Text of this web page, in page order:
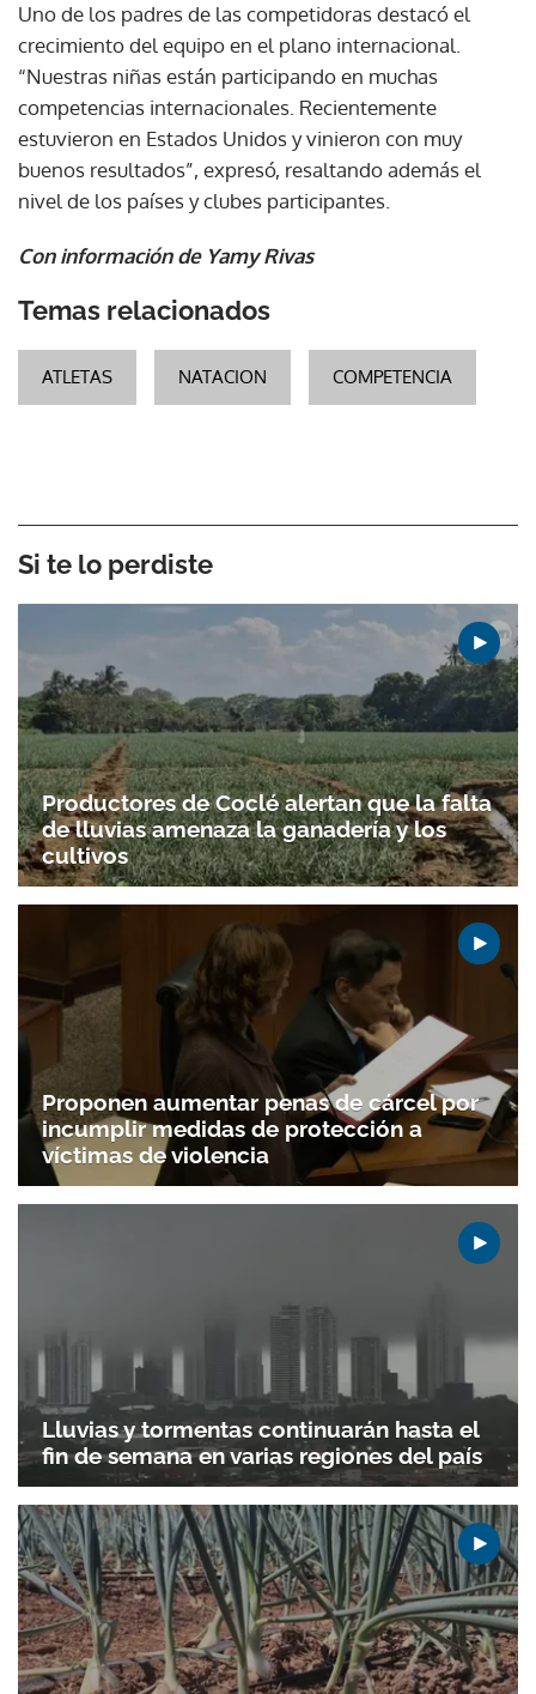
Uno de los padres de las competidoras destacó el
crecimiento del equipo en el plano internacional.
“Nuestras niñas están participando en muchas
competencias internacionales. Recientemente
estuvieron en Estados Unidos y vinieron con muy
buenos resultados”, expresó, resaltando además el
nivel de los países y clubes participantes.
Con información de Yamy Rivas
Temas relacionados
ATLETAS NATACION COMPETENCIA
Si te lo perdiste
Productores de Coclé alertan que la falta
de lluvias amenaza la ganadería y los
cultivos
Proponen aumentar penas de cárcel por
incumplir medidas de protección a
víctimas de violencia
Lluvias y tormentas continuarán hasta el
fin de semana en varias regiones del país